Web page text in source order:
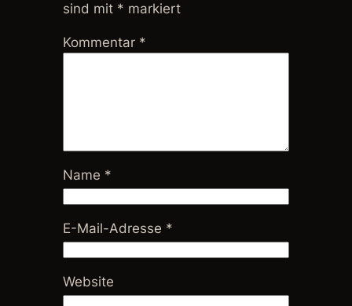
sind mit * markiert
Kommentar *
Name *
E-Mail-Adresse *
Website